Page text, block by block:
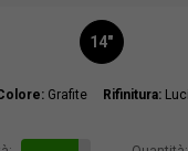
14"
Grafite Rifinitura: